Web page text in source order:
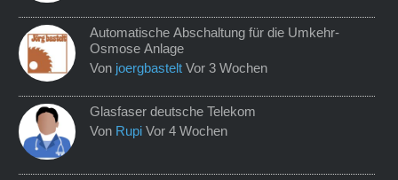
Automatische Abschaltung für die Umkehr-
Osmose Anlage
Von joergbastelt Vor 3 Wochen
Glasfaser deutsche Telekom
Von Rupi Vor 4 Wochen